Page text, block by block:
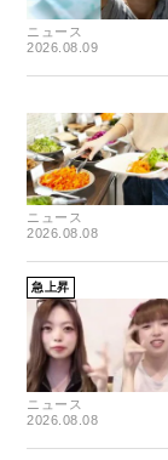
ニュース
2026.08.09
ニュース
2026.08.08
急上昇
ニュース
2026.08.08